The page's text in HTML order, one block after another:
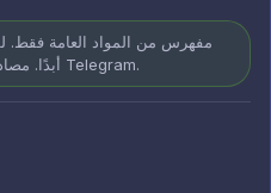
مفهرس من المواد العامة فقط. لم
أبدًا. مصادر موثقة: المنتديات العامة وقنوات Telegram.